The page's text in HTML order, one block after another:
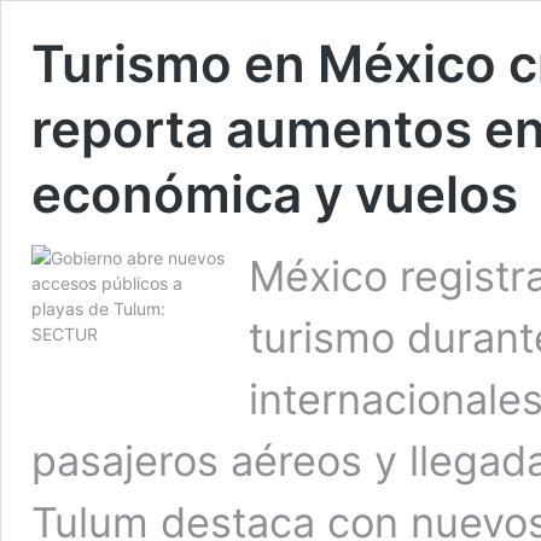
Turismo en México
reporta aumentos
económica y vuelos
México
turismo
pasajeros aéreos y
Tulum destaca con